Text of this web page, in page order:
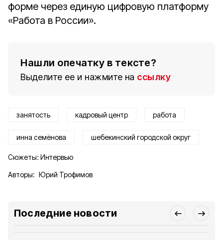
форме через единую цифровую платформу
«Работа в России».
Нашли опечатку в тексте?
Выделите ее и нажмите на ссылку
занятость кадровый центр работа
инна семёнова шебекинский городской округ
Сюжеты: Интервью
Авторы: Юрий Трофимов
Последние новости